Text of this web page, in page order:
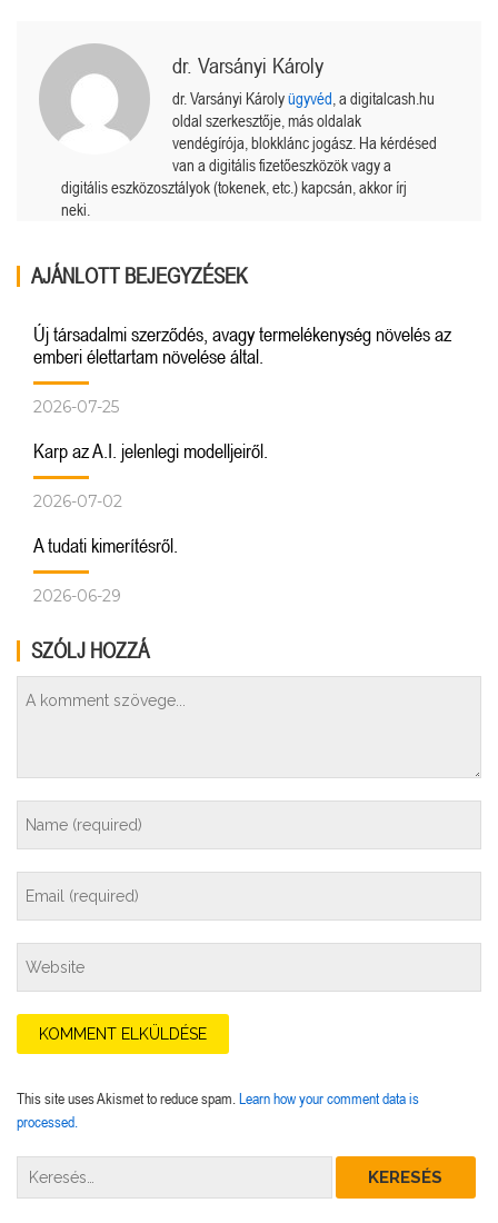
dr. Varsányi Károly
dr. Varsányi Károlyügyvéd , a digitalcash.hu
oldal szerkesztője, más oldalak
vendégírója, blokklánc jogász. Ha kérdésed
van a digitális fizetőeszközök vagy a
digitális eszközosztályok (tokenek, etc.) kapcsán, akkor írj
neki.
AJÁNLOTT BEJEGYZÉSEK
Új társadalmi szerződés, avagy termelékenység növelés az
emberi élettartam növelése által.
2026-07-25
Karp az A.I. jelenlegi modelljeiről.
2026-07-02
A tudati kimerítésről.
2026-06-29
SZÓLJ HOZZÁ
This site uses Akismet to reduce spam. Learn how your comment data is
processed.